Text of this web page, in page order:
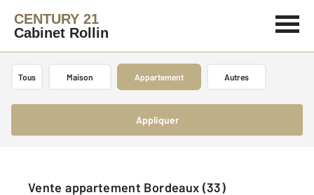
CENTURY 21
Cabinet Rollin
Tous Maison Appartement Autres
Appliquer
Vente appartement Bordeaux (33)